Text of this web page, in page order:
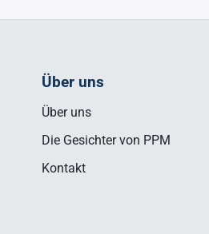
Über uns
Über uns
Die Gesichter von PPM
Kontakt